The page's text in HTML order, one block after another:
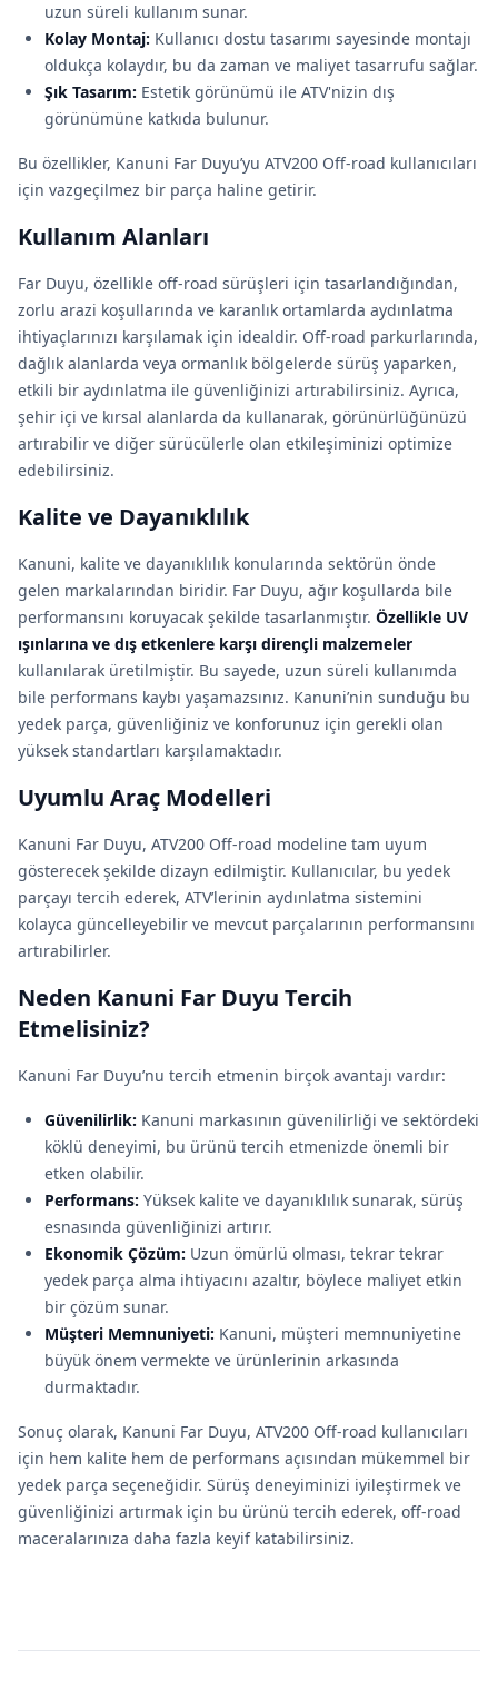
uzun süreli kullanım sunar.
Kolay Montaj: Kullanıcı dostu tasarımı sayesinde montajı
oldukça kolaydır, bu da zaman ve maliyet tasarrufu sağlar.
Şık Tasarım: Estetik görünümü ile ATV'nizin dış
görünümüne katkıda bulunur.
Bu özellikler, Kanuni Far Duyu’yu ATV200 Off-road kullanıcıları
için vazgeçilmez bir parça haline getirir.
Kullanım Alanları
Far Duyu, özellikle off-road sürüşleri için tasarlandığından,
zorlu arazi koşullarında ve karanlık ortamlarda aydınlatma
ihtiyaçlarınızı karşılamak için idealdir. Off-road parkurlarında,
dağlık alanlarda veya ormanlık bölgelerde sürüş yaparken,
etkili bir aydınlatma ile güvenliğinizi artırabilirsiniz. Ayrıca,
şehir içi ve kırsal alanlarda da kullanarak, görünürlüğünüzü
artırabilir ve diğer sürücülerle olan etkileşiminizi optimize
edebilirsiniz.
Kalite ve Dayanıklılık
Kanuni, kalite ve dayanıklılık konularında sektörün önde
gelen markalarından biridir. Far Duyu, ağır koşullarda bile
performansını koruyacak şekilde tasarlanmıştır. Özellikle UV
ışınlarına ve dış etkenlere karşı dirençli malzemeler
kullanılarak üretilmiştir. Bu sayede, uzun süreli kullanımda
bile performans kaybı yaşamazsınız. Kanuni’nin sunduğu bu
yedek parça, güvenliğiniz ve konforunuz için gerekli olan
yüksek standartları karşılamaktadır.
Uyumlu Araç Modelleri
Kanuni Far Duyu, ATV200 Off-road modeline tam uyum
gösterecek şekilde dizayn edilmiştir. Kullanıcılar, bu yedek
parçayı tercih ederek, ATV’lerinin aydınlatma sistemini
kolayca güncelleyebilir ve mevcut parçalarının performansını
artırabilirler.
Neden Kanuni Far Duyu Tercih
Etmelisiniz?
Kanuni Far Duyu’nu tercih etmenin birçok avantajı vardır:
Güvenilirlik: Kanuni markasının güvenilirliği ve sektördeki
köklü deneyimi, bu ürünü tercih etmenizde önemli bir
etken olabilir.
Performans: Yüksek kalite ve dayanıklılık sunarak, sürüş
esnasında güvenliğinizi artırır.
Ekonomik Çözüm: Uzun ömürlü olması, tekrar tekrar
yedek parça alma ihtiyacını azaltır, böylece maliyet etkin
bir çözüm sunar.
Müşteri Memnuniyeti: Kanuni, müşteri memnuniyetine
büyük önem vermekte ve ürünlerinin arkasında
durmaktadır.
Sonuç olarak, Kanuni Far Duyu, ATV200 Off-road kullanıcıları
için hem kalite hem de performans açısından mükemmel bir
yedek parça seçeneğidir. Sürüş deneyiminizi iyileştirmek ve
güvenliğinizi artırmak için bu ürünü tercih ederek, off-road
maceralarınıza daha fazla keyif katabilirsiniz.